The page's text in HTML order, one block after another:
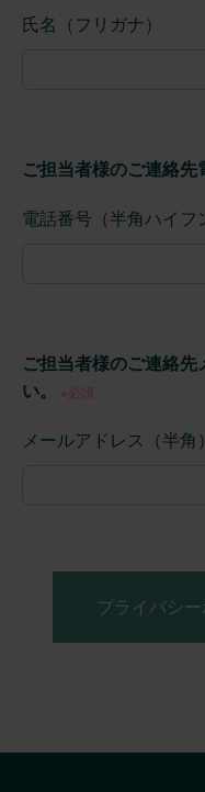
氏名（フリガナ）
ご担当者様のご連絡先
電話番号（半角ハイフ
ご担当者様のご連絡
い。
※必須
メールアドレス（半角）